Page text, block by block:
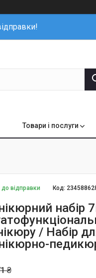
Товари і послуги
до відправки Код:
набір
/ Набір
₴